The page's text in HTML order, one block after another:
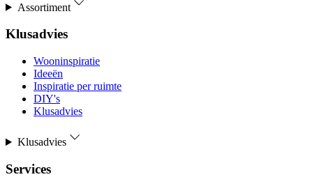
Assortiment
Klusadvies
Wooninspiratie
Ideeën
Inspiratie per ruimte
DIY's
Klusadvies
Klusadvies
Services